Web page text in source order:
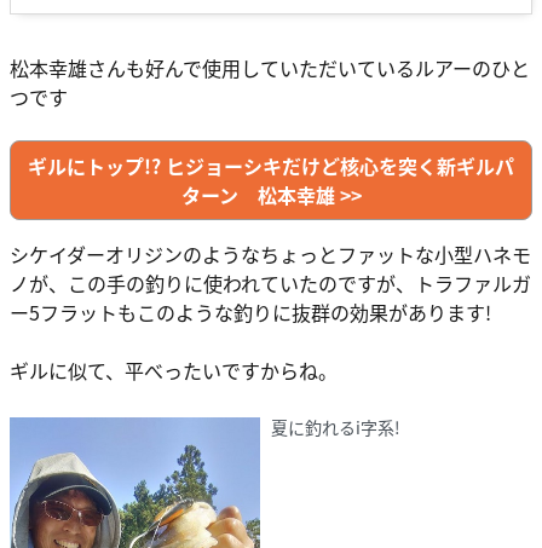
松本幸雄さんも好んで使用していただいているルアーのひと
つです
ギルにトップ!? ヒジョーシキだけど核心を突く新ギルパ
ターン 松本幸雄 >>
シケイダーオリジンのようなちょっとファットな小型ハネモ
ノが、この手の釣りに使われていたのですが、トラファルガ
ー5フラットもこのような釣りに抜群の効果があります!
ギルに似て、平べったいですからね。
夏に釣れるi字系!